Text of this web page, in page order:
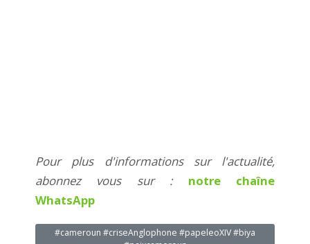
Pour plus d'informations sur l'actualité,
abonnez vous sur : notre chaîne
WhatsApp
#cameroun #criseAnglophone #papeleoXIV #biya